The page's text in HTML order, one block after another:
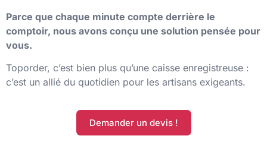
Parce que chaque minute compte derrière le
comptoir, nous avons conçu une solution pensée pour
vous.
Toporder, c’est bien plus qu’une caisse enregistreuse :
c’est un allié du quotidien pour les artisans exigeants.
Demander un devis !